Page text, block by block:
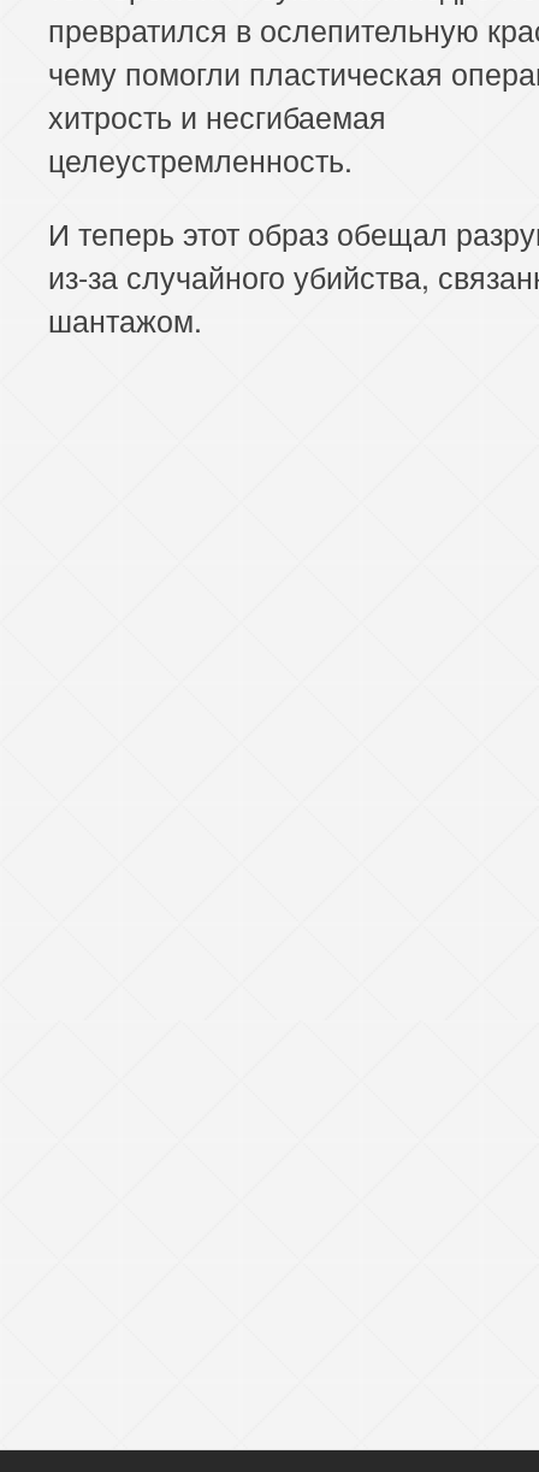
превратился в ослепительную
чему помогли пластическая
хитрость и несгибаемая
целеустремленность.
И теперь этот образ обещал
из-за случайного убийства,
шантажом.